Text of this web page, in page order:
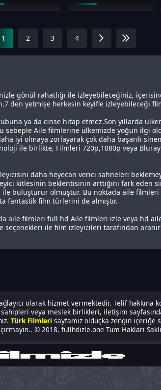
1 2 3 4
gönül rahatlığı ile izleyebileceğiniz,
den yetmişe herkesin keyifle izleyebileceği
ya da cinse hitap etmez.Son yıllarda
sebeple Aile filmlerine ülkemizde yoğun ilgi
iyi olmaya zorlayarak çok daha başarılı
ile birlikte, Filmleri 720p,1080p veya
daha heyecan verici sahneleri
kitlesinin beklentisinin arttığını fark eden
buluşturur olmuştur. Bu noktada aile
fantastik film türlerini de almıştır.
aile filmleri full hd Aile filmleri izle veya hd
ile film izleyicileri tarafından
olarak hizmet vermektedir. Telif
sahipleri veya meslek birlikleri, iletişim
Türk Filmleri sayfamız olduçka zengin
© 2018, fullhdizle.one Tüm Hakları